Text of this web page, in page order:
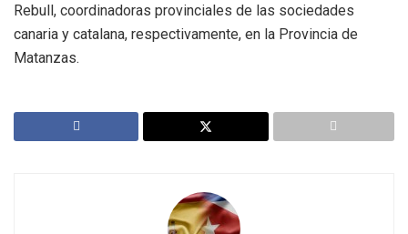
Rebull, coordinadoras provinciales de las sociedades
canaria y catalana, respectivamente, en la Provincia de
Matanzas.